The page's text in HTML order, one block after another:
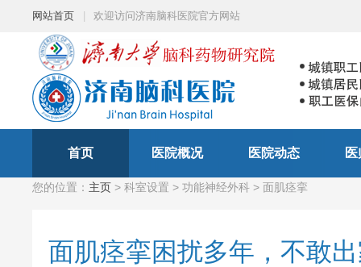
网站首页 欢迎访问济南脑科医院官方网站
首页 医院概况 医院动态
您的位置： 主页 > 科室设置 > 功能神经外科 > 面肌痉挛
面肌痉挛困扰多年，不敢